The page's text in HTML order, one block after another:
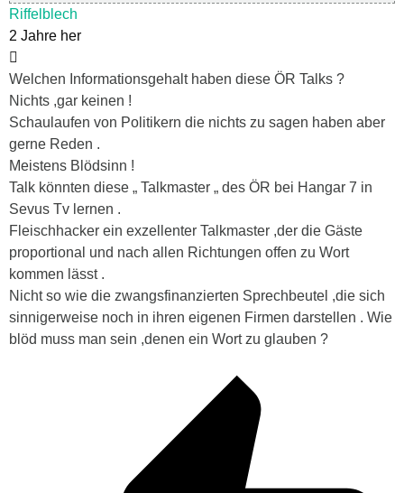
Riffelblech
2 Jahre her
Welchen Informationsgehalt haben diese ÖR Talks ?
Nichts ,gar keinen !
Schaulaufen von Politikern die nichts zu sagen haben aber
gerne Reden .
Meistens Blödsinn !
Talk könnten diese „ Talkmaster „ des ÖR bei Hangar 7 in
Sevus Tv lernen .
Fleischhacker ein exzellenter Talkmaster ,der die Gäste
proportional und nach allen Richtungen offen zu Wort
kommen lässt .
Nicht so wie die zwangsfinanzierten Sprechbeutel ,die sich
sinnigerweise noch in ihren eigenen Firmen darstellen . Wie
blöd muss man sein ,denen ein Wort zu glauben ?